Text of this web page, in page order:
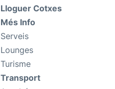
Lloguer Cotxes
Més Info
Serveis
Lounges
Turisme
Transport